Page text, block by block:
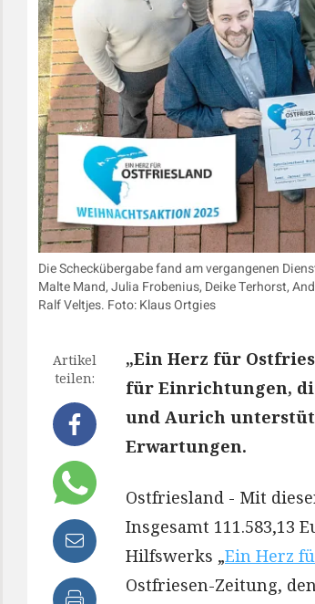
Die Scheckübergabe fand am vergangenen
Malte Mand, Julia Frobenius, Deike Terhorst,
Ralf Veltjes. Foto: Klaus Ortgies
Artikel
teilen:
„Ein Herz für
für Einrichtungen,
und Aurich
Erwartungen.
Ostfriesland - Mit
Insgesamt 111.583,13
Hilfswerks „Ein Herz
Ostfriesen-Zeitung,